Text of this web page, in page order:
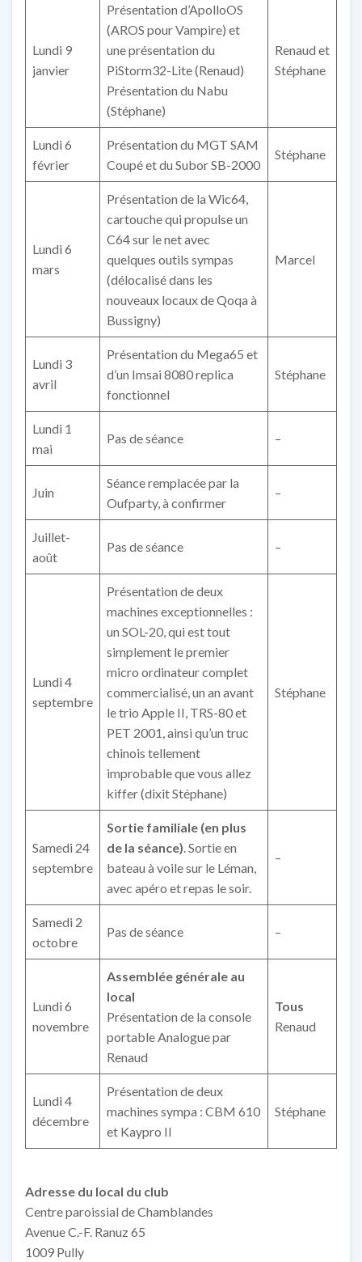
Lundi 9
janvier
Présentation d’ApolloOS
(AROS pour Vampire) et
une présentation du
PiStorm32-Lite (Renaud)
Présentation du Nabu
(Stéphane)
Renaud et
Stéphane
Lundi 6
février
Présentation du MGT SAM
Coupé et du Subor SB-2000
Stéphane
Lundi 6
mars
Présentation de la Wic64,
cartouche qui propulse un
C64 sur le net avec
quelques outils sympas
(délocalisé dans les
nouveaux locaux de Qoqa à
Bussigny)
Marcel
Lundi 3
avril
Présentation du Mega65 et
d’un Imsai 8080 replica
fonctionnel
Stéphane
Lundi 1
mai
Pas de séance –
Juin
Séance remplacée par la
Oufparty, à confirmer
–
Juillet-
août
Pas de séance –
Lundi 4
septembre
Présentation de deux
machines exceptionnelles :
un SOL-20, qui est tout
simplement le premier
micro ordinateur complet
commercialisé, un an avant
le trio Apple II, TRS-80 et
PET 2001, ainsi qu’un truc
chinois tellement
improbable que vous allez
kiffer (dixit Stéphane)
Stéphane
Samedi 24
septembre
Sortie familiale (en plus
de la séance). Sortie en
bateau à voile sur le Léman,
avec apéro et repas le soir.
–
Samedi 2
octobre
Pas de séance –
Lundi 6
novembre
Assemblée générale au
local
Présentation de la console
portable Analogue par
Renaud
Tous
Renaud
Lundi 4
décembre
Présentation de deux
machines sympa : CBM 610
et Kaypro II
Stéphane
Adresse du local du club
Centre paroissial de Chamblandes
Avenue C.-F. Ranuz 65
1009 Pully